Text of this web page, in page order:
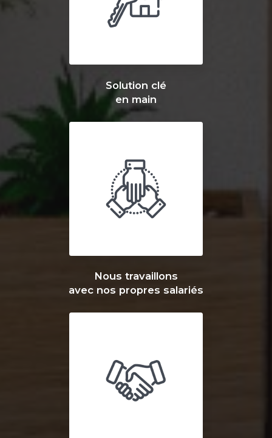
Solution clé
en main
Nous travaillons
avec nos propres salariés